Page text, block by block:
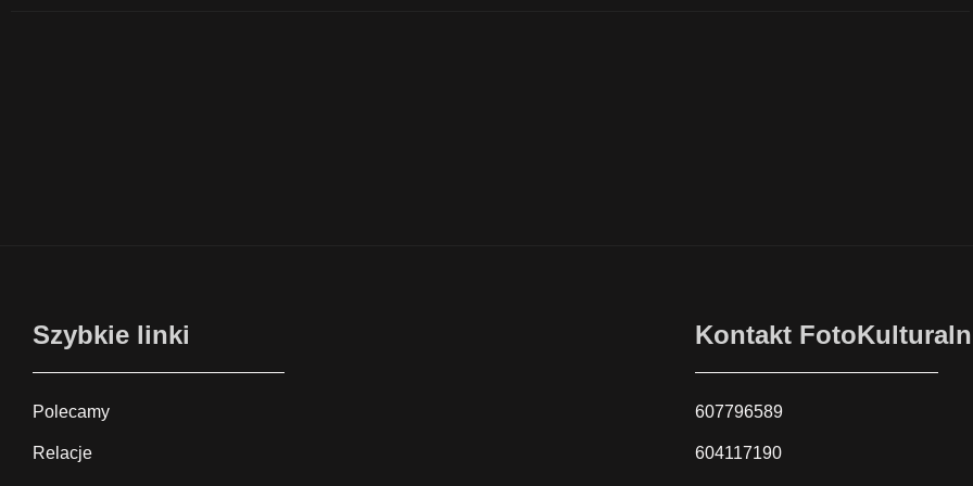
Szybkie linki
Polecamy
Relacje
Kontakt
607796589
604117190